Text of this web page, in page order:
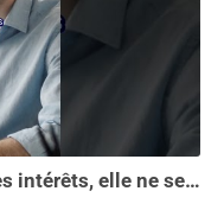
La dette de sommeil prélève des intérêts, elle ne se solde pas en une seule nuit...